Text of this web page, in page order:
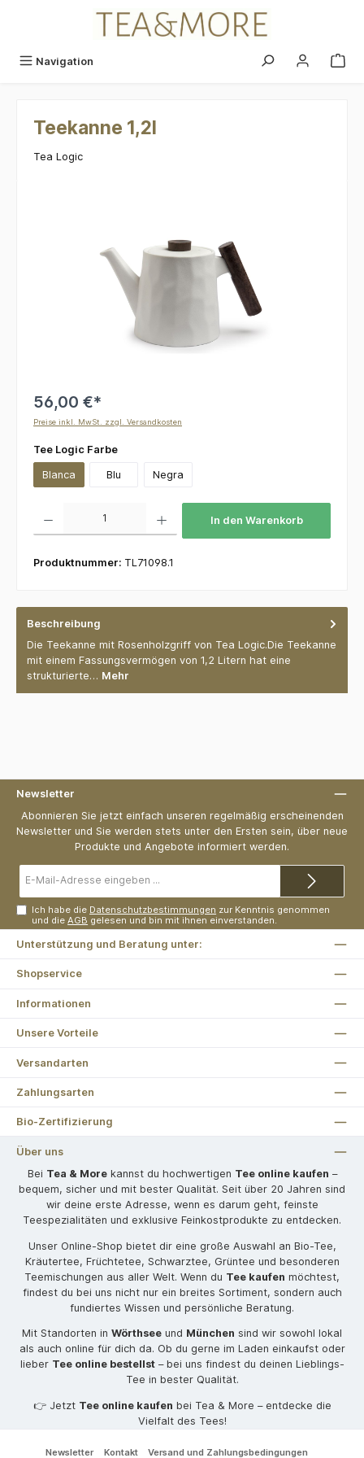
Navigation
Teekanne 1,2l
Tea Logic
56,00 €*
Preise inkl. MwSt. zzgl. Versandkosten
Tee Logic Farbeauswählen
Blanca Blu Negra
In den Warenkorb
Produktnummer: TL71098.1
Beschreibung
Die Teekanne mit Rosenholzgriff von Tea Logic.Die Teekanne
mit einem Fassungsvermögen von 1,2 Litern hat eine
strukturierte… Mehr
Newsletter
Abonnieren Sie jetzt einfach unseren regelmäßig erscheinenden
Newsletter und Sie werden stets unter den Ersten sein, über neue
Produkte und Angebote informiert werden.
Mail-
Ich habe die Datenschutzbestimmungen zur Kenntnis genommen
und dieAGB gelesen und bin mit ihnen einverstanden.
Unterstützung und Beratung unter:
Shopservice
Informationen
Unsere Vorteile
Versandarten
Zahlungsarten
Bio-Zertifizierung
Über uns
Bei Tea & Morekannst du hochwertigen Tee online kaufen –
bequem, sicher und mit bester Qualität. Seit über 20 Jahren sind
wir deine erste Adresse, wenn es darum geht, feinste
Teespezialitäten und exklusive Feinkostprodukte zu entdecken.
Unser Online-Shop bietet dir eine große Auswahl an Bio-Tee,
Kräutertee, Früchtetee, Schwarztee, Grüntee und besonderen
Teemischungen aus aller Welt. Wenn du Tee kaufen möchtest,
findest du bei uns nicht nur ein breites Sortiment, sondern auch
fundiertes Wissen und persönliche Beratung.
Mit Standorten in Wörthsee und München sind wir sowohl lokal
als auch online für dich da. Ob du gerne im Laden einkaufst oder
lieber Tee online bestellst– bei uns findest du deinen Lieblings-
Tee in bester Qualität.
👉 Jetzt Tee online kaufen bei Tea & More – entdecke die
Vielfalt des Tees!
Newsletter Kontakt Versand und Zahlungsbedingungen